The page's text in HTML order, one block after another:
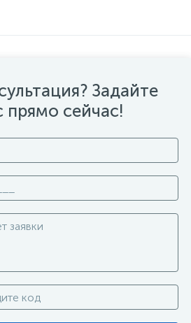
Задайте
прямо сейчас!